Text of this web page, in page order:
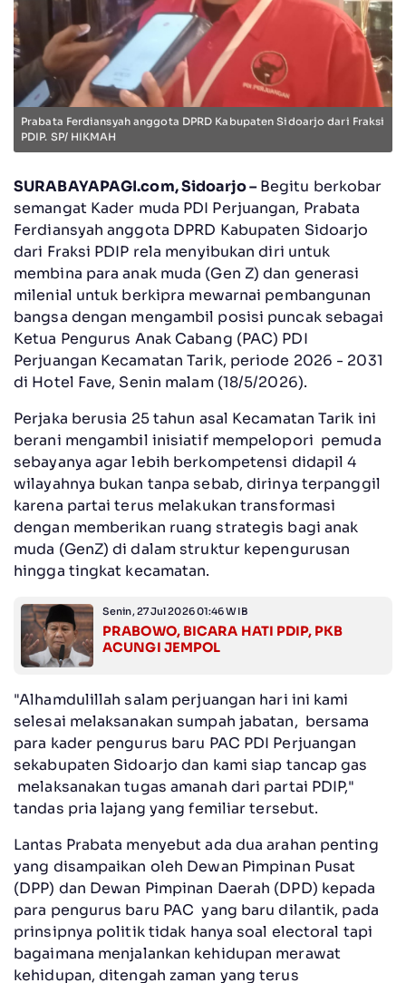
Prabata Ferdiansyah anggota DPRD Kabupaten Sidoarjo dari Fraksi
PDIP. SP/ HIKMAH
SURABAYAPAGI.com, Sidoarjo –Begitu berkobar
semangat Kader muda PDI Perjuangan, Prabata
Ferdiansyah anggota DPRD Kabupaten Sidoarjo
dari Fraksi PDIP rela menyibukan diri untuk
membina para anak muda (Gen Z) dan generasi
milenial untuk berkipra mewarnai pembangunan
bangsa dengan mengambil posisi puncak sebagai
Ketua Pengurus Anak Cabang (PAC) PDI
Perjuangan Kecamatan Tarik, periode 2026 - 2031
di Hotel Fave, Senin malam (18/5/2026).
Perjaka berusia 25 tahun asal Kecamatan Tarik ini
berani mengambil inisiatif mempelopori pemuda
sebayanya agar lebih berkompetensi didapil 4
wilayahnya bukan tanpa sebab, dirinya terpanggil
karena partai terus melakukan transformasi
dengan memberikan ruang strategis bagi anak
muda (GenZ) di dalam struktur kepengurusan
hingga tingkat kecamatan.
Senin, 27 Jul 2026 01:46 WIB
PRABOWO, BICARA HATI PDIP, PKB
ACUNGI JEMPOL
"Alhamdulillah salam perjuangan hari ini kami
selesai melaksanakan sumpah jabatan, bersama
para kader pengurus baru PAC PDI Perjuangan
sekabupaten Sidoarjo dan kami siap tancap gas
melaksanakan tugas amanah dari partai PDIP,"
tandas pria lajang yang femiliar tersebut.
Lantas Prabata menyebut ada dua arahan penting
yang disampaikan oleh Dewan Pimpinan Pusat
(DPP) dan Dewan Pimpinan Daerah (DPD) kepada
para pengurus baru PAC yang baru dilantik, pada
prinsipnya politik tidak hanya soal electoral tapi
bagaimana menjalankan kehidupan merawat
kehidupan, ditengah zaman yang terus